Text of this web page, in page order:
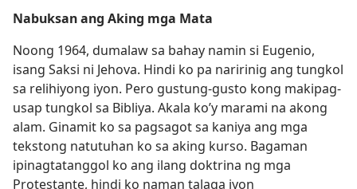
Nabuksan ang Aking mga Mata
Noong 1964, dumalaw sa bahay namin si Eugenio,
isang Saksi ni Jehova. Hindi ko pa naririnig ang tungkol
sa relihiyong iyon. Pero gustung-gusto kong makipag-
usap tungkol sa Bibliya. Akala ko’y marami na akong
alam. Ginamit ko sa pagsagot sa kaniya ang mga
tekstong natutuhan ko sa aking kurso. Bagaman
ipinagtatanggol ko ang ilang doktrina ng mga
Protestante, hindi ko naman talaga iyon